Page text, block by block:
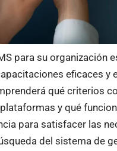
para su organización
eficaces y
qué criterios
y qué
para satisfacer las
del sistema de